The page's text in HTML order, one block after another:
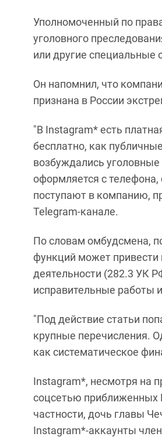
Уполномоченный по
уголовного
или другие специальные
Он напомнил, что
признана в России
"В Instagram* есть
бесплатно, как
возбуждались уголовные
оформляется с телефона,
поступают в компанию,
Telegram-канале.
По словам омбудсмена,
функций может привести
деятельности (282.3 УК
исправительные работы
"Под действие статьи
крупные перечисления.
как систематическое
Instagram*, несмотря на
соцсетью приближенных
частности, дочь главы
Instagram*-аккаунты